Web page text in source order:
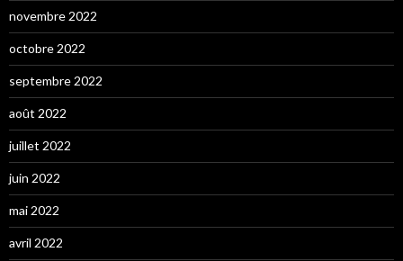
novembre 2022
octobre 2022
septembre 2022
août 2022
juillet 2022
juin 2022
mai 2022
avril 2022